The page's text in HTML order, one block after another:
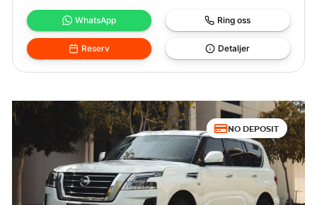
WhatsApp Ring oss
Reserv Detaljer
NO DEPOSIT